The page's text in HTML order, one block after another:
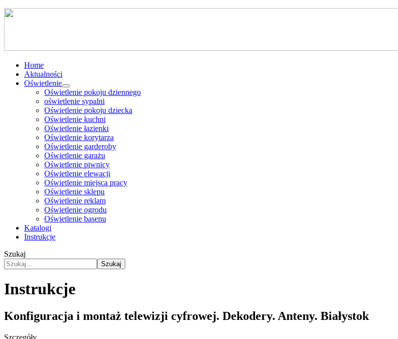
Home
Aktualności
Oświetlenie
Oświetlenie pokoju dziennego
oświetlenie sypalni
Oświetlenie pokoju dziecka
Oświetlenie kuchni
Oświetlenie łazienki
Oświetlenie korytarza
Oświetlenie garderoby
Oświetlenie garażu
Oświetlenie piwnicy
Oświetlenie elewacji
Oświetlenie miejsca pracy
Oświetlenie sklepu
Oświetlenie reklam
Oświetlenie ogrodu
Oświetlenie basenu
Katalogi
Instrukcje
Szukaj
Szukaj
Instrukcje
Konfiguracja i montaż telewizji cyfrowej. Dekodery. Anteny. Białystok
Szczegóły